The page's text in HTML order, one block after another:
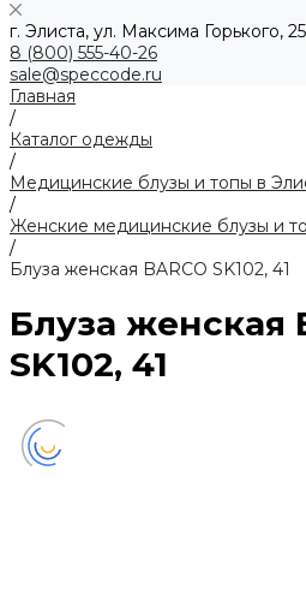
г. Элиста, ул. Максима Горького,
8 (800) 555-40-26
sale@speccode.ru
Главная
/
Каталог одежды
/
Медицинские блузы и топы в
/
Женские медицинские блузы и
/
Блуза женская BARCO SK102, 41
Блуза женская
SK102, 41